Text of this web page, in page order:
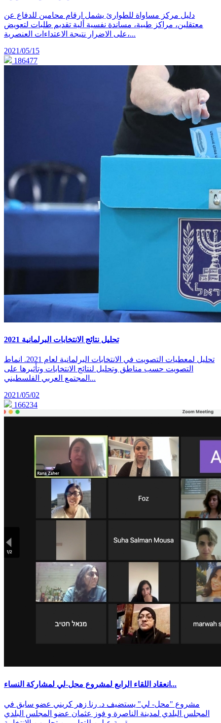
دليل مركز مساواة للطوارئ يشمل ارقام محامين للدفاع عن
معتقلين، مراكز طبية، مساندة نفسية ألية تقديم طلبات لتعويض
على الاضرار نتيجة الاعتداءات العنصرية،...
2021/05/15
186477
تحليل نتائج الانتخابات البرلمانية 2021
تحليل لمعطيات التصويت في الانتخابات البرلمانية لعام 2021. انماط
التصويت حسب مناطق وتحليل لنتائج الانتخابات وتأثيرها على
المجتمع العربي الفلسطيني...
2021/05/02
166234
انعقاد اللقاء الرابع لمشروع محل-لي لمشاركة النساء...
مشروع "محل- لي" يستضيف د. رنا زهر كريني عضو سابق في
المجلس البلدي لمدينة الناصرة و فوز عثمان عضو المجلس البلدي